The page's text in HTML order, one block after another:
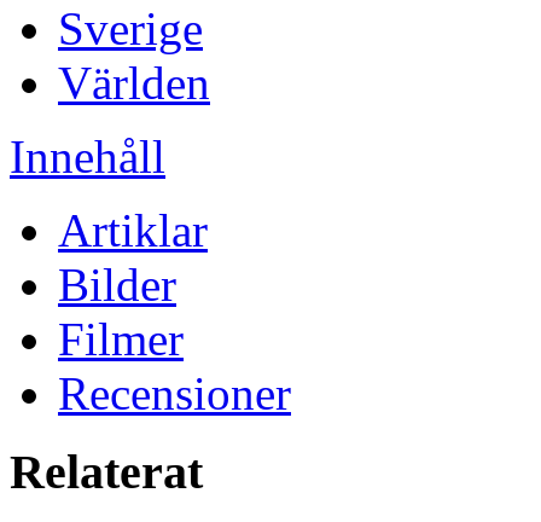
Sverige
Världen
Innehåll
Artiklar
Bilder
Filmer
Recensioner
Relaterat